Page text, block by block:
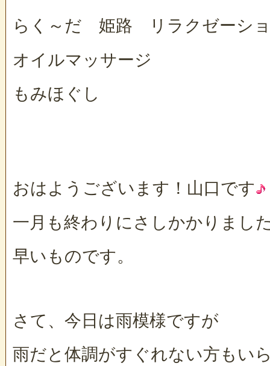
らく～だ 姫路 リラクゼーシ
オイルマッサージ
もみほぐし
おはようございます！山口です
一月も終わりにさしかかりまし
早いものです。
さて、今日は雨模様ですが
雨だと体調がすぐれない方もい